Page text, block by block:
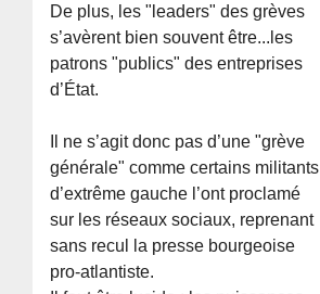
De plus, les "leaders" des grèves
s’avèrent bien souvent être...les
patrons "publics" des entreprises
d’État.
Il ne s’agit donc pas d’une "grève
générale" comme certains militants
d’extrême gauche l’ont proclamé
sur les réseaux sociaux, reprenant
sans recul la presse bourgeoise
pro-atlantiste.